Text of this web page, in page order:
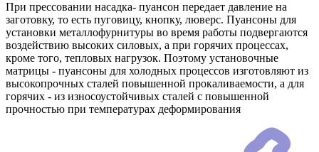
При прессовании насадка- пуансон передает давление на
заготовку, то есть пуговицу, кнопку, люверс. Пуансоны для
установки металлофурнитуры во время работы подвергаются
воздействию высоких силовых, а при горячих процессах,
кроме того, тепловых нагрузок. Поэтому установочные
матрицы - пуансоны для холодных процессов изготовляют из
высокопрочных сталей повышенной прокаливаемости, а для
горячих - из износоустойчивых сталей с повышенной
прочностью при температурах деформирования